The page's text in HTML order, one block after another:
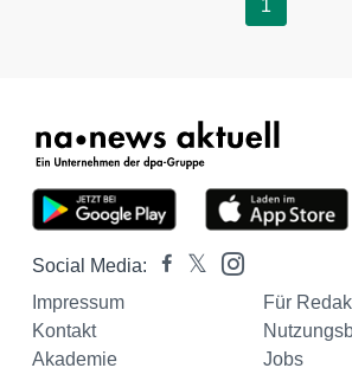
1
Social Media:
Impressum
Für
Kontakt
Akademie
Jobs